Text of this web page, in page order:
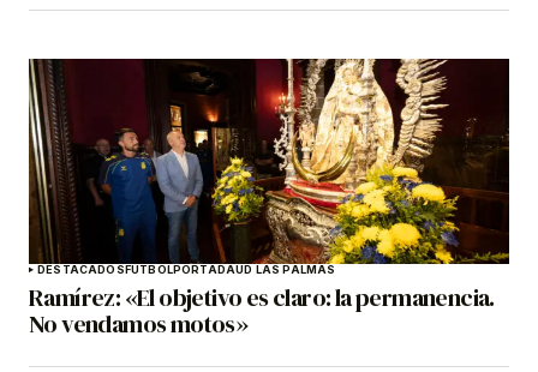
DESTACADOSFÚTBOLPORTADAUD LAS PALMAS
Ramírez: «El objetivo es claro: la permanencia.
No vendamos motos»